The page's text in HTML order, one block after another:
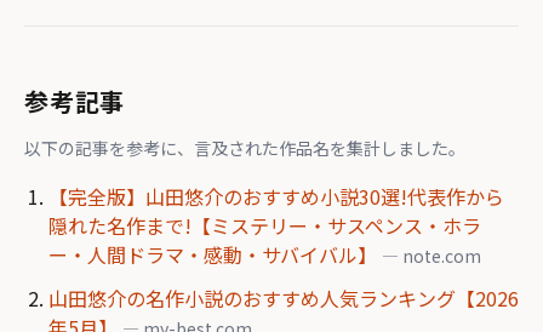
参考記事
以下の記事を参考に、言及された作品名を集計しました。
【完全版】山田悠介のおすすめ小説30選!代表作から
隠れた名作まで!【ミステリー・サスペンス・ホラ
ー・人間ドラマ・感動・サバイバル】
— note.com
山田悠介の名作小説のおすすめ人気ランキング【2026